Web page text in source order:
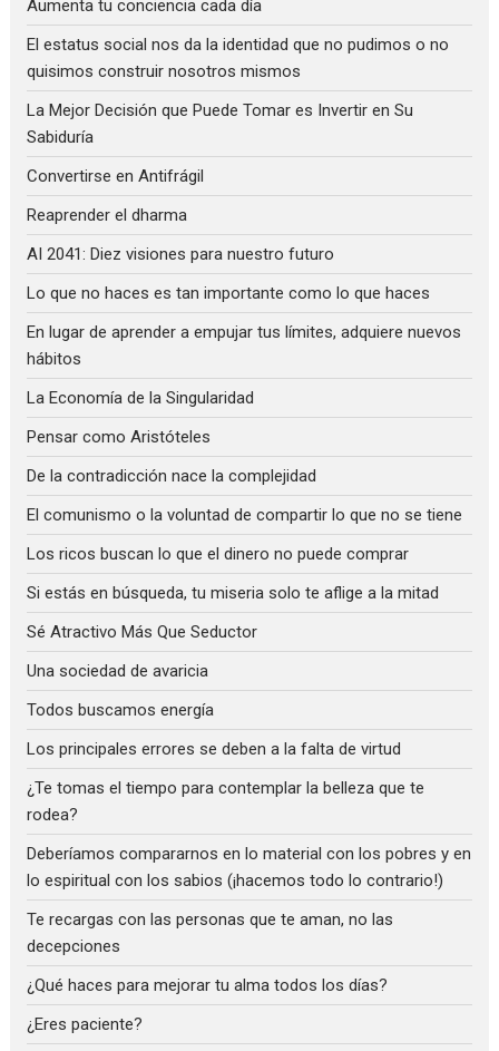
Aumenta tu conciencia cada día
El estatus social nos da la identidad que no pudimos o no
quisimos construir nosotros mismos
La Mejor Decisión que Puede Tomar es Invertir en Su
Sabiduría
Convertirse en Antifrágil
Reaprender el dharma
AI 2041: Diez visiones para nuestro futuro
Lo que no haces es tan importante como lo que haces
En lugar de aprender a empujar tus límites, adquiere nuevos
hábitos
La Economía de la Singularidad
Pensar como Aristóteles
De la contradicción nace la complejidad
El comunismo o la voluntad de compartir lo que no se tiene
Los ricos buscan lo que el dinero no puede comprar
Si estás en búsqueda, tu miseria solo te aflige a la mitad
Sé Atractivo Más Que Seductor
Una sociedad de avaricia
Todos buscamos energía
Los principales errores se deben a la falta de virtud
¿Te tomas el tiempo para contemplar la belleza que te
rodea?
Deberíamos compararnos en lo material con los pobres y en
lo espiritual con los sabios (¡hacemos todo lo contrario!)
Te recargas con las personas que te aman, no las
decepciones
¿Qué haces para mejorar tu alma todos los días?
¿Eres paciente?